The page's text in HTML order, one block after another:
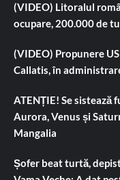
(VIDEO) Litoralul
ocupare, 200.000 de
(VIDEO) Propunere
Callatis, în
ATENȚIE! Se sistează
Aurora, Venus și
Mangalia
Șofer beat turtă,